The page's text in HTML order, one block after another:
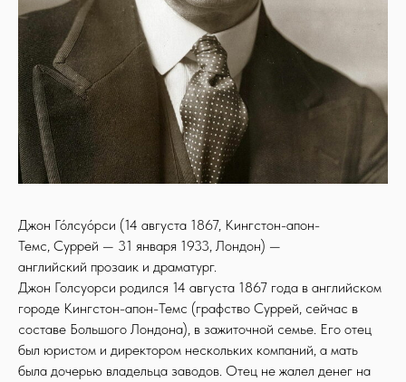
Джон Го́лсуо́рси (14 августа 1867, Кингстон-апон-
Темс, Суррей — 31 января 1933, Лондон) —
английский прозаик и драматург.
Джон Голсуорси родился 14 августа 1867 года в английском
городе Кингстон-апон-Темс (графство Суррей, сейчас в
составе Большого Лондона), в зажиточной семье. Его отец
был юристом и директором нескольких компаний, а мать
была дочерью владельца заводов. Отец не жалел денег на